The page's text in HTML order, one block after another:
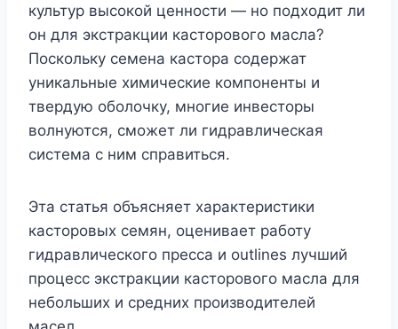
культур высокой ценности — но подходит ли
он для экстракции касторового масла?
Поскольку семена кастора содержат
уникальные химические компоненты и
твердую оболочку, многие инвесторы
волнуются, сможет ли гидравлическая
система с ним справиться.
Эта статья объясняет характеристики
касторовых семян, оценивает работу
гидравлического пресса и outlines лучший
процесс экстракции касторового масла для
небольших и средних производителей